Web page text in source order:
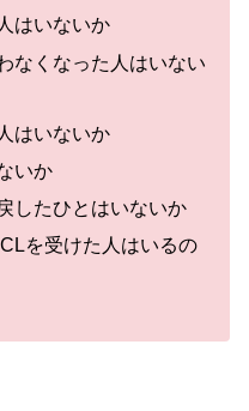
はいないか
なくなった人はいない
はいないか
いか
したひとはいないか
を受けた人はいるの